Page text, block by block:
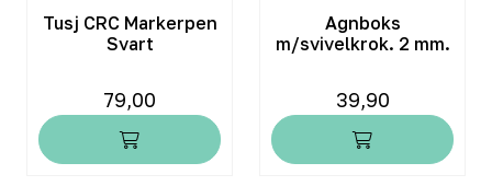
Tusj CRC Markerpen
Svart
79,00
Agnboks
m/svivelkrok. 2 mm.
39,90